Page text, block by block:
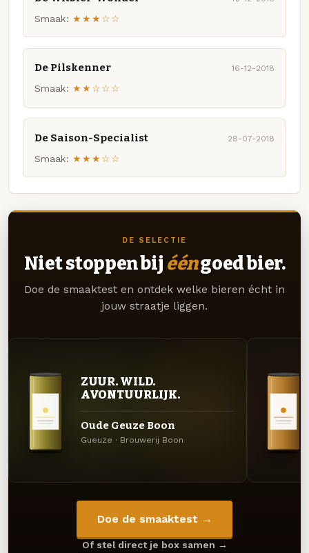
Smaak: ★★★☆☆
De Pilskenner 16-12-2018
Smaak: ★★☆☆☆
De Saison-Specialist 28-07-2018
Smaak: ★★★☆☆
DE SELECTIE
Niet stoppen bij ééngoed bier.
Doe de smaaktest en ontdek welke bieren écht in
jouw straatje liggen.
ZUUR. WILD.
AVONTUURLIJK.
Oude Geuze Boon
Gueuze · Brouwerij Boon
Doe de smaaktest →
Of stel direct je box samen →